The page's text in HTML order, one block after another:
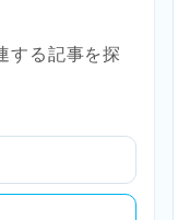
する記事を探